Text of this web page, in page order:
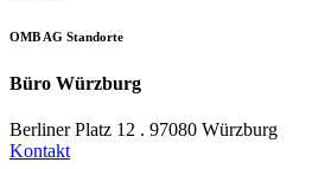
OMB AG Standorte
Büro Würzburg
Berliner Platz 12 . 97080 Würzburg
Kontakt